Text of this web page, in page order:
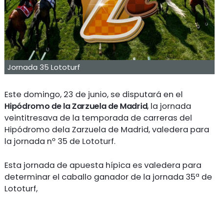
Jornada 35 Lototurf
Este domingo, 23 de junio, se disputará en el
Hipódromo de la Zarzuela de Madrid, la jornada
veintitresava de la temporada de carreras del
Hipódromo dela Zarzuela de Madrid, valedera para
la jornada nº 35 de Lototurf.
Esta jornada de apuesta hípica es valedera para
determinar el caballo ganador de la jornada 35ª de
Lototurf,